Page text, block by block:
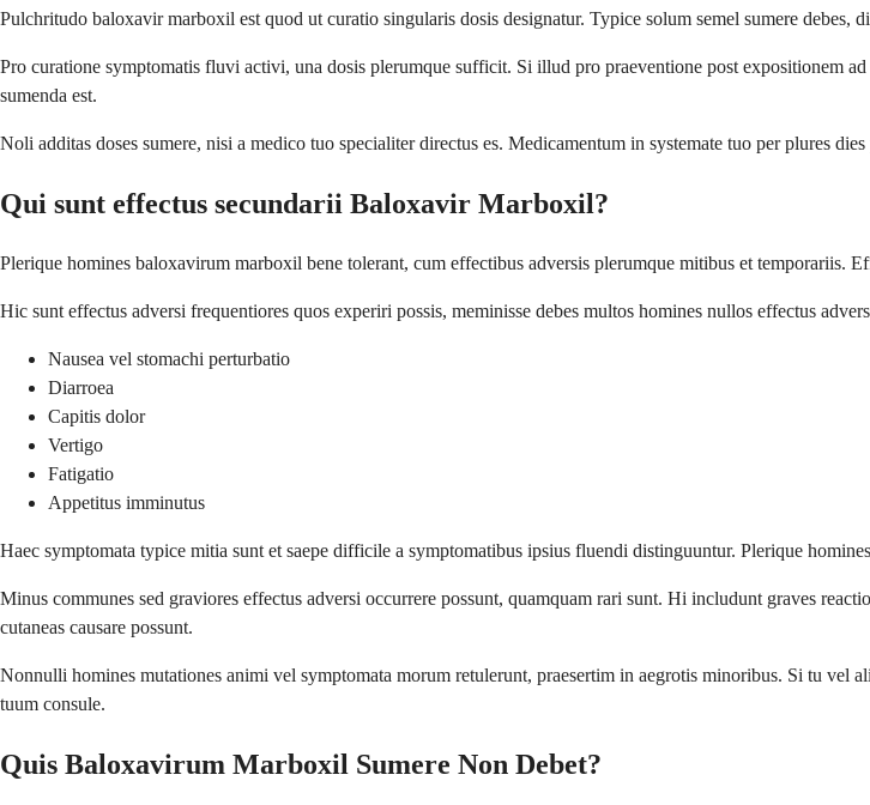
Pulchritudo baloxavir marboxil est quod ut curatio singularis dosis designatur. Typice solum semel sumere debes,
Pro curatione symptomatis fluvi activi, una dosis plerumque sufficit. Si illud pro praeventione post expositionem
sumenda est.
Noli additas doses sumere, nisi a medico tuo specialiter directus es. Medicamentum in systemate tuo per plures
Qui sunt effectus secundarii Baloxavir Marboxil?
Plerique homines baloxavirum marboxil bene tolerant, cum effectibus adversis plerumque mitibus et temporariis.
Hic sunt effectus adversi frequentiores quos experiri possis, meminisse debes multos homines nullos effectus
Nausea vel stomachi perturbatio
Diarroea
Capitis dolor
Vertigo
Fatigatio
Appetitus imminutus
Haec symptomata typice mitia sunt et saepe difficile a symptomatibus ipsius fluendi distinguuntur. Plerique
Minus communes sed graviores effectus adversi occurrere possunt, quamquam rari sunt. Hi includunt graves
cutaneas causare possunt.
Nonnulli homines mutationes animi vel symptomata morum retulerunt, praesertim in aegrotis minoribus. Si tu vel
tuum consule.
Quis Baloxavirum Marboxil Sumere Non Debet?